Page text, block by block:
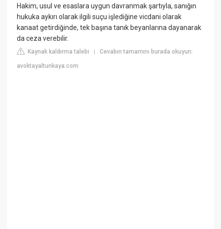
Hakim, usul ve esaslara uygun davranmak şartıyla, sanığın
hukuka aykırı olarak ilgili suçu işlediğine vicdani olarak
kanaat getirdiğinde, tek başına tanık beyanlarına dayanarak
da ceza verebilir.
Kaynak kaldırma talebi |Cevabın tamamını burada okuyun:
avoktayaltunkaya.com